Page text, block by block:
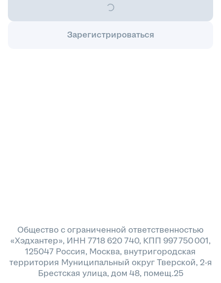
Зарегистрироваться
Общество с ограниченной ответственностью
«Хэдхантер», ИНН 7718 620 740, КПП 997 750 001,
125047 Россия, Москва, внутригородская
территория Муниципальный округ Тверской, 2-я
Брестская улица, дом 48, помещ.25